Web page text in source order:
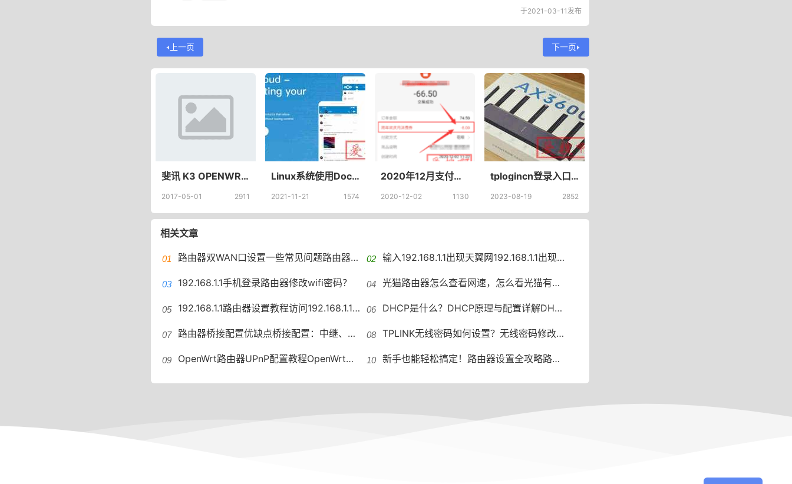
于2021-03-11发布
上一页 下一页
斐讯 K3 OPENWRT LEDE R5固件，Adbyby Plus，潘多拉多拨,碳酸饮料Pro,SQM QOS
2017-05-01 2911
Linux系统使用Docker部署qbittorrent和nextcloud安装命令教程
2021-11-21 1574
2020年12月支付宝消费券怎么领?领取时间流程一览
2020-12-02 1130
tplogincn登录入口192.168.1.1
2023-08-19 2852
相关文章
路由器双WAN口设置一些常见问题路由器双WAN口设置踩坑 输入192.168.1.1出现天翼网192.168.1.1出现中国电信天翼网关怎么办
192.168.1.1手机登录路由器修改wifi密码？ 光猫路由器怎么查看网速，怎么看光猫有路由功能
192.168.1.1路由器设置教程访问192.168.1.1的方法 DHCP是什么？DHCP原理与配置详解DHCP设置
路由器桥接配置优缺点桥接配置：中继、主从与WDS吐槽 TPLINK无线密码如何设置？无线密码修改与强度提升
OpenWrt路由器UPnP配置教程OpenWrt路由器UPnP开启设置规则 新手也能轻松搞定！路由器设置全攻略路由器设置教程与优化